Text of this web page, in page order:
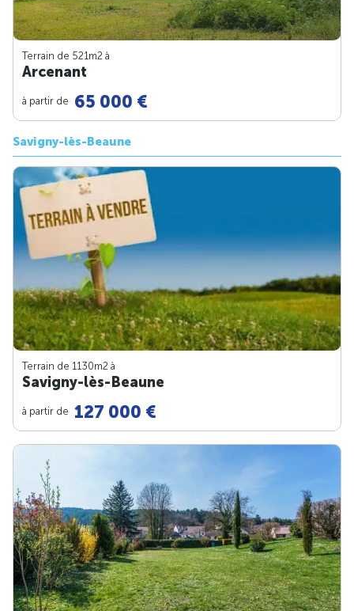
Terrain de 521m2 à
Arcenant
à partir de 65 000 €
Savigny-lès-Beaune
Terrain de 1130m2 à
Savigny-lès-Beaune
à partir de 127 000 €